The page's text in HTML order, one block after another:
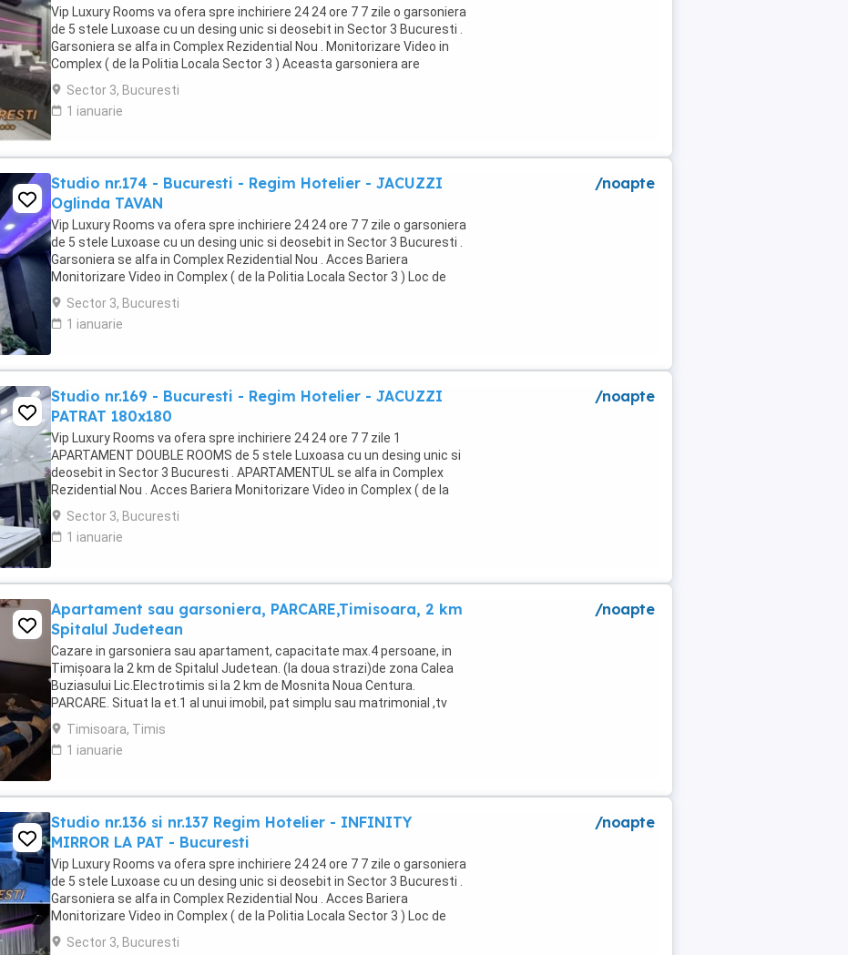
Vip Luxury Rooms va ofera spre inchiriere 24 24 ore 7 7 zile o garsoniera
de 5 stele Luxoase cu un desing unic si deosebit in Sector 3 Bucuresti .
Garsoniera se alfa in Complex Rezidential Nou . Monitorizare Video in
Complex ( de la Politia Locala Sector 3 ) Aceasta garsoniera are
suprafata de 35mp ...
Sector 3, Bucuresti
1 ianuarie
Studio nr.174 - Bucuresti - Regim Hotelier - JACUZZI
Oglinda TAVAN
Vip Luxury Rooms va ofera spre inchiriere 24 24 ore 7 7 zile o garsoniera
de 5 stele Luxoase cu un desing unic si deosebit in Sector 3 Bucuresti .
Garsoniera se alfa in Complex Rezidential Nou . Acces Bariera
Monitorizare Video in Complex ( de la Politia Locala Sector 3 ) Loc de
parcare PRIVAT in complex ...
Sector 3, Bucuresti
1 ianuarie
/noapte
Studio nr.169 - Bucuresti - Regim Hotelier - JACUZZI
PATRAT 180x180
Vip Luxury Rooms va ofera spre inchiriere 24 24 ore 7 7 zile 1
APARTAMENT DOUBLE ROOMS de 5 stele Luxoasa cu un desing unic si
deosebit in Sector 3 Bucuresti . APARTAMENTUL se alfa in Complex
Rezidential Nou . Acces Bariera Monitorizare Video in Complex ( de la
Politia Locala Sector 3 ) Loc de parcare ...
Sector 3, Bucuresti
1 ianuarie
/noapte
Apartament sau garsoniera, PARCARE,Timisoara, 2 km
Spitalul Judetean
Cazare in garsoniera sau apartament, capacitate max.4 persoane, in
Timișoara la 2 km de Spitalul Judetean. (la doua strazi)de zona Calea
Buziasului Lic.Electrotimis si la 2 km de Mosnita Noua Centura.
PARCARE. Situat la et.1 al unui imobil, pat simplu sau matrimonial ,tv
+wifi , frigider, mașină spălat, ...
Timisoara, Timis
1 ianuarie
/noapte
Studio nr.136 si nr.137 Regim Hotelier - INFINITY
MIRROR LA PAT - Bucuresti
Vip Luxury Rooms va ofera spre inchiriere 24 24 ore 7 7 zile o garsoniera
de 5 stele Luxoase cu un desing unic si deosebit in Sector 3 Bucuresti .
Garsoniera se alfa in Complex Rezidential Nou . Acces Bariera
Monitorizare Video in Complex ( de la Politia Locala Sector 3 ) Loc de
parcare PRIVAT in complex ...
Sector 3, Bucuresti
/noapte